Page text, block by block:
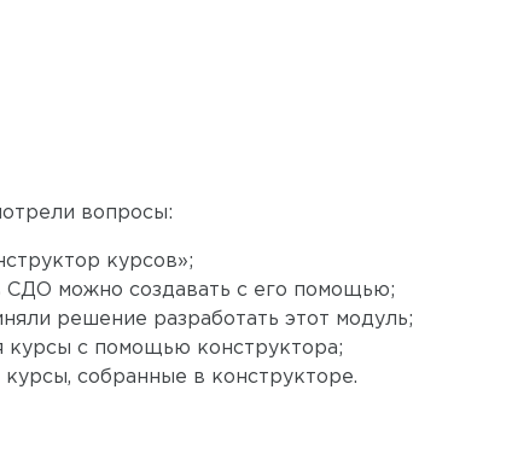
вопросы:
курсов»;
СДО можно создавать с его помощью;
решение разработать этот модуль;
курсы с помощью конструктора;
курсы, собранные в конструкторе.